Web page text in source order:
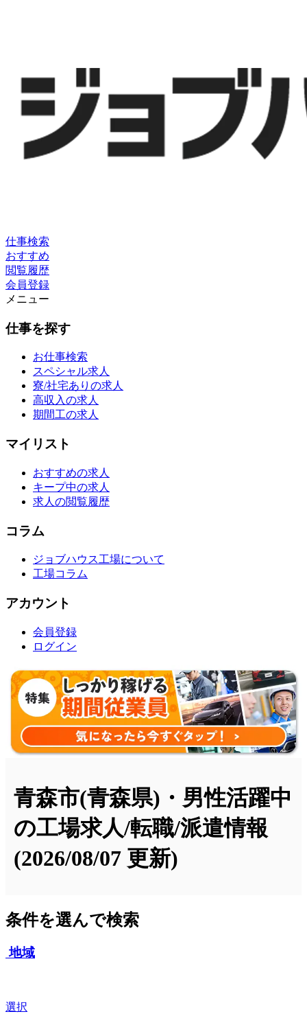
仕事検索
おすすめ
閲覧履歴
会員登録
メニュー
仕事を探す
お仕事検索
スペシャル求人
寮/社宅ありの求人
高収入の求人
期間工の求人
マイリスト
おすすめの求人
キープ中の求人
求人の閲覧履歴
コラム
ジョブハウス工場について
工場コラム
アカウント
会員登録
ログイン
青森市(青森県)・男性活躍中
の工場求人/転職/派遣情報
(2026/08/07 更新)
条件を選んで検索
地域
選択